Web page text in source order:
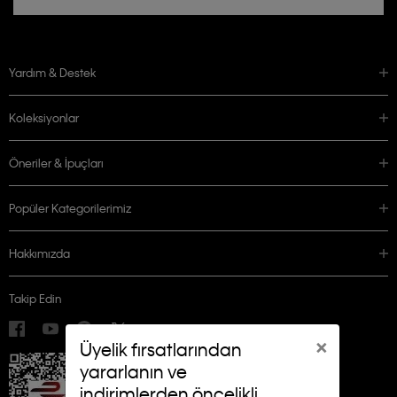
×
Üyelik fırsatlarından
yararlanın ve
Yardım & Destek
Koleksiyonlar
Öneriler & İpuçları
Popüler Kategorilerimiz
Hakkımızda
Takip Edin